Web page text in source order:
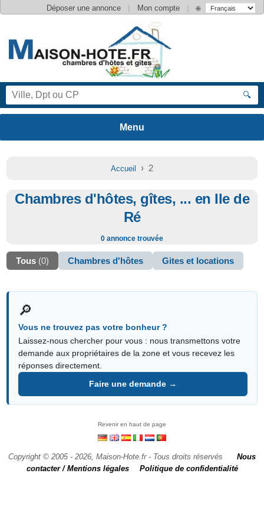
Déposer une annonce | Mon compte | 🌐
🔍
Accueil › 2
Chambres d'hôtes, gîtes, ... en Ile de
Ré
0 annonce trouvée
Tous (0) Chambres d'hôtes Gites et locations
🔎
Vous ne trouvez pas votre bonheur ?
Laissez-nous chercher pour vous : nous transmettons votre
demande aux propriétaires de la zone et vous recevez les
réponses directement.
Faire une demande →
Revenir en haut de page
Copyright © 2005 - 2026, Maison-Hote.fr - Tous droits réservés
Nous
contacter / Mentions légales
Politique de confidentialité